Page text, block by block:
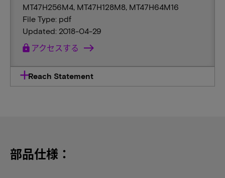
MT47H256M4, MT47H128M8, MT47H64M16
File Type: pdf
Updated: 2018-04-29
lock アクセスする
Reach Statement
部品仕様：